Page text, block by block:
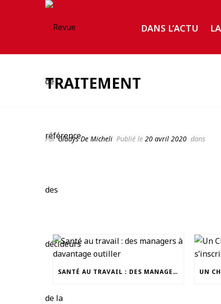
DANS L’ACTU
TRAITEMENT
ParGladys De Micheli Publié le 20 avril 2020 dans
SANTÉ AU TRAVAIL : DES MANAGERS À DAVANTAGE OUTILLER